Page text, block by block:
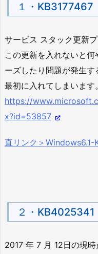
１・KB3177467
サービス スタック更新
この更新を入れないと
ーズしたり問題が発生
最初に入れてしまいます。
https://
x?id=53857
直リンク＞
２・KB4025341
2017 年 7 月 12日の現